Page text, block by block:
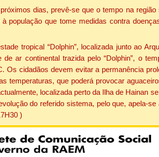
dias, prevê-se que o tempo na
população que tome medidas contra
tropical “Dolphin”, localizada junto ao
ar continental trazida pelo “Dolphin”, o
Os cidadãos devem evitar a permanência
temperaturas, que poderá provocar
localizada perto da Ilha de Hainan
do referido sistema, pelo que, apela-
)